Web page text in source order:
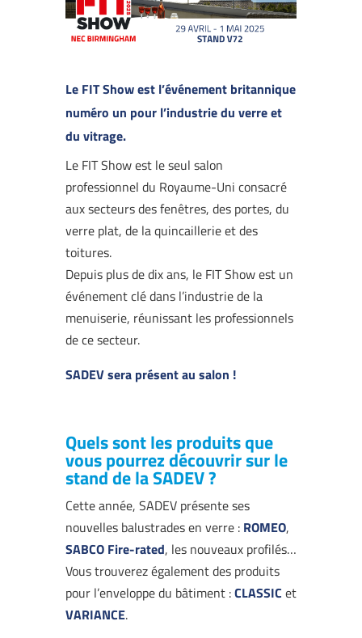
Le FIT Show est l’événement britannique
numéro un pour l’industrie du verre et
du vitrage.
Le FIT Show est le seul salon
professionnel du Royaume-Uni consacré
aux secteurs des fenêtres, des portes, du
verre plat, de la quincaillerie et des
toitures.
Depuis plus de dix ans, le FIT Show est un
événement clé dans l’industrie de la
menuiserie, réunissant les professionnels
de ce secteur.
SADEV sera présent au salon !
Quels sont les produits que
vous pourrez découvrir sur le
stand de la SADEV ?
Cette année, SADEV présente ses
nouvelles balustrades en verre : ROMEO,
SABCO Fire-rated, les nouveaux profilés…
Vous trouverez également des produits
pour l’enveloppe du bâtiment :CLASSIC et
VARIANCE.